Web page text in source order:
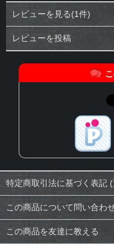
レビューを見る(1件)
レビューを投稿
特定商取引法に基づく表記
この商品について問い合わ
この商品を友達に教える